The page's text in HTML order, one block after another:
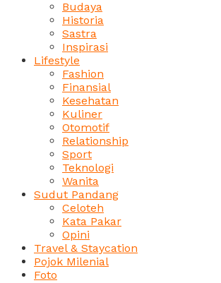
Budaya
Historia
Sastra
Inspirasi
Lifestyle
Fashion
Finansial
Kesehatan
Kuliner
Otomotif
Relationship
Sport
Teknologi
Wanita
Sudut Pandang
Celoteh
Kata Pakar
Opini
Travel & Staycation
Pojok Milenial
Foto